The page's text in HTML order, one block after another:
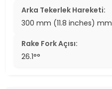
Arka Tekerlek Hareketi:
300 mm (11.8 inches) mm
Rake Fork Açısı:
26.1°°